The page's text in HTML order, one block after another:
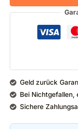
Geld zurück
Bei Nichtgefallen,
Sichere